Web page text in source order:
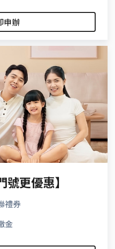
申辦
號更優惠】
禮券
金